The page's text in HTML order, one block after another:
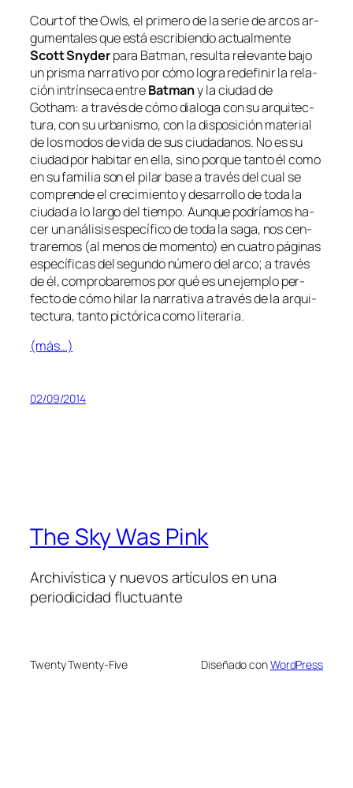
Court of the Owls, el pri­me­ro de la se­rie de ar­cos ar­
gu­men­ta­les que es­tá es­cri­bien­do ac­tual­men­te
Scott Snyderpa­ra Batman, re­sul­ta re­le­van­te ba­jo
un pris­ma na­rra­ti­vo por có­mo lo­gra re­de­fi­nir la re­la­
ción in­trín­se­ca en­treBatmany la ciu­dad de
Gotham: a tra­vés de có­mo dia­lo­ga con su ar­qui­tec­
tu­ra, con su ur­ba­nis­mo, con la dis­po­si­ción ma­te­rial
de los mo­dos de vi­da de sus ciu­da­da­nos. No es su
ciu­dad por ha­bi­tar en ella, sino por­que tan­to él co­mo
en su fa­mi­lia son el pi­lar ba­se a tra­vés del cual se
com­pren­de el cre­ci­mien­to y de­sa­rro­llo de to­da la
ciu­dad a lo lar­go del tiem­po. Aunque po­dría­mos ha­
cer un aná­li­sis es­pe­cí­fi­co de to­da la sa­ga, nos cen­
tra­re­mos (al me­nos de mo­men­to) en cua­tro pá­gi­nas
es­pe­cí­fi­cas del se­gun­do nú­me­ro del ar­co; a tra­vés
de él, com­pro­ba­re­mos por qué es un ejem­plo per­
fec­to de có­mo hi­lar la na­rra­ti­va a tra­vés de la ar­qui­
tec­tu­ra, tan­to pic­tó­ri­ca co­mo literaria.
(más…)
02/09/2014
The Sky Was Pink
Archivística y nuevos artículos en una
periodicidad fluctuante
Twenty Twenty-Five Diseñado conWordPress